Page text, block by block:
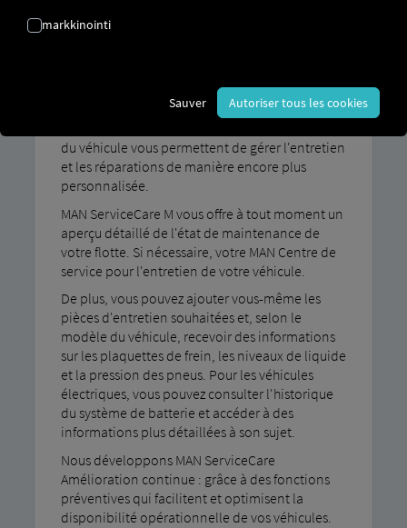
l'entretien et des réparations
plus des services de MAN ServiceCare S -
Fonctions supplémentaires : Des informations
du véhicule vous permettent de gérer l'entretien
et les réparations de manière encore plus
personnalisée.
MAN ServiceCare M vous offre à tout moment un
aperçu détaillé de l'état de maintenance de
votre flotte. Si nécessaire, votre MAN Centre de
service pour l'entretien de votre véhicule.
De plus, vous pouvez ajouter vous-même les
pièces d'entretien souhaitées et, selon le
modèle du véhicule, recevoir des informations
sur les plaquettes de frein, les niveaux de liquide
et la pression des pneus. Pour les véhicules
électriques, vous pouvez consulter l'historique
du système de batterie et accéder à des
informations plus détaillées à son sujet.
Nous développons MAN ServiceCare
Amélioration continue : grâce à des fonctions
préventives qui facilitent et optimisent la
disponibilité opérationnelle de vos véhicules.
markkinointi
Sauver Autoriser tous les cookies